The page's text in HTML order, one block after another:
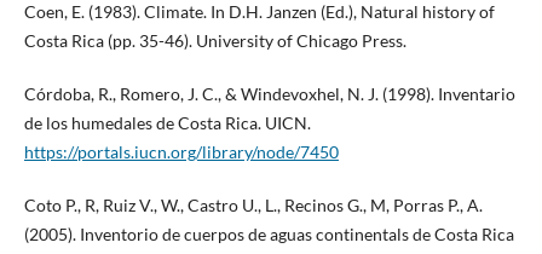
Coen, E. (1983). Climate. In D.H. Janzen (Ed.), Natural history of
Costa Rica (pp. 35-46). University of Chicago Press.
Córdoba, R., Romero, J. C., & Windevoxhel, N. J. (1998). Inventario
de los humedales de Costa Rica. UICN.
https://portals.iucn.org/library/node/7450
Coto P., R, Ruiz V., W., Castro U., L., Recinos G., M, Porras P., A.
(2005). Inventorio de cuerpos de aguas continentals de Costa Rica